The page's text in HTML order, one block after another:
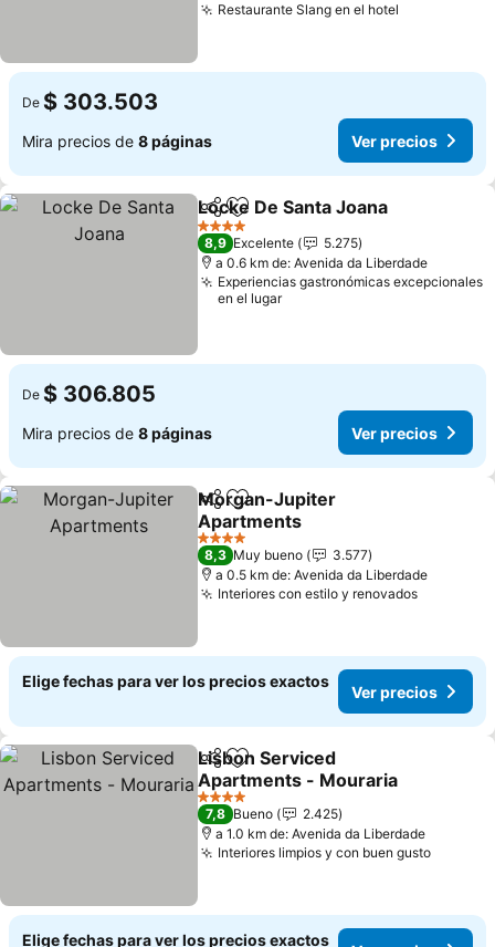
Restaurante Slang en el hotel
De $ 303.503
Mira precios de 8 páginas Ver precios
CompartirAgregar a favoritos
Locke De Santa Joana
4 Estrellas
8,9 Excelente
5.275
a 0.6 km de: Avenida da Liberdade
Experiencias gastronómicas excepcionales
en el lugar
De $ 306.805
Mira precios de 8 páginas Ver precios
CompartirAgregar a favoritos
Morgan-Jupiter
Apartments
4 Estrellas
8,3 Muy bueno
3.577
a 0.5 km de: Avenida da Liberdade
Interiores con estilo y renovados
Elige fechas para ver los precios exactos
Ver precios
CompartirAgregar a favoritos
Lisbon Serviced
Apartments - Mouraria
4 Estrellas
7,8 Bueno
2.425
a 1.0 km de: Avenida da Liberdade
Interiores limpios y con buen gusto
Elige fechas para ver los precios exactos